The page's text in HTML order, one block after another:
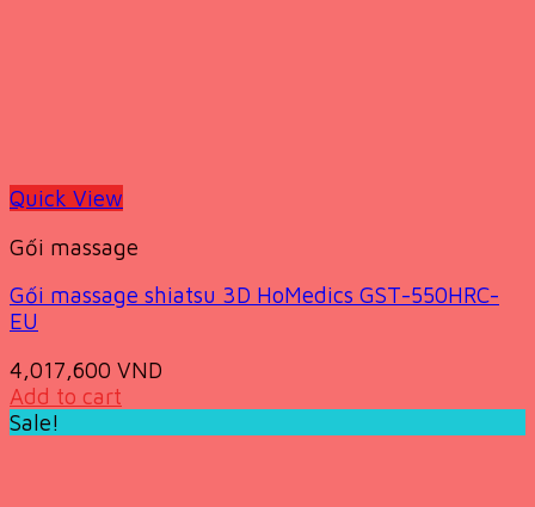
Quick View
Gối massage
Gối massage shiatsu 3D HoMedics GST-550HRC-
EU
4,017,600 VND
Add to cart
Sale!